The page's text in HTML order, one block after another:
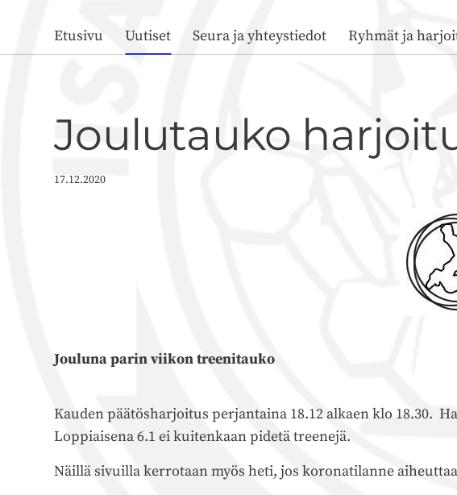
Etusivu Uutiset Seura ja yhteystiedot Ryhmät ja
Joulutauko
17.12.2020
Jouluna parin viikon treenitauko
Kauden päätösharjoitus perjantaina 18.12 alkaen klo 18.30.
Loppiaisena 6.1 ei kuitenkaan pidetä treenejä.
Näillä sivuilla kerrotaan myös heti, jos koronatilanne